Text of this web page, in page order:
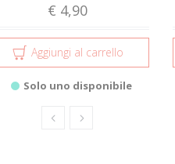
€ 4,90
Aggiungi al carrello
Solo uno disponibile